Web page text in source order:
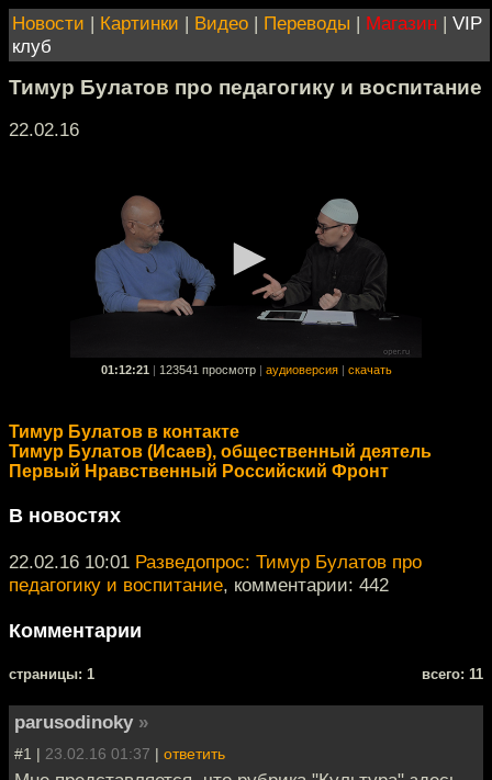
Новости | Картинки | Видео | Переводы | Магазин | VIP
клуб
Тимур Булатов про педагогику и воспитание
22.02.16
01:12:21 123541 просмотр аудиоверсия скачать
Тимур Булатов в контакте
Тимур Булатов (Исаев), общественный деятель
Первый Нравственный Российский Фронт
В новостях
22.02.16 10:01 Разведопрос: Тимур Булатов про
педагогику и воспитание, комментарии: 442
Комментарии
cтраницы: 1 всего: 11
parusodinoky »
#1 | 23.02.16 01:37 | ответить